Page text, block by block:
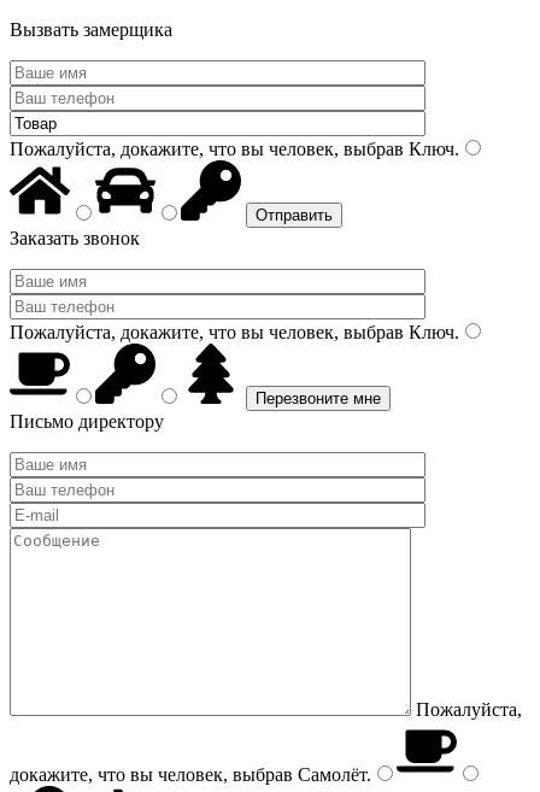
Вызвать замерщика
Пожалуйста, докажите, что вы человек, выбрав Ключ.
Заказать звонок
Пожалуйста, докажите, что вы человек, выбрав Ключ.
Письмо директору
Пожалуйста,
докажите, что вы человек, выбрав Самолёт.